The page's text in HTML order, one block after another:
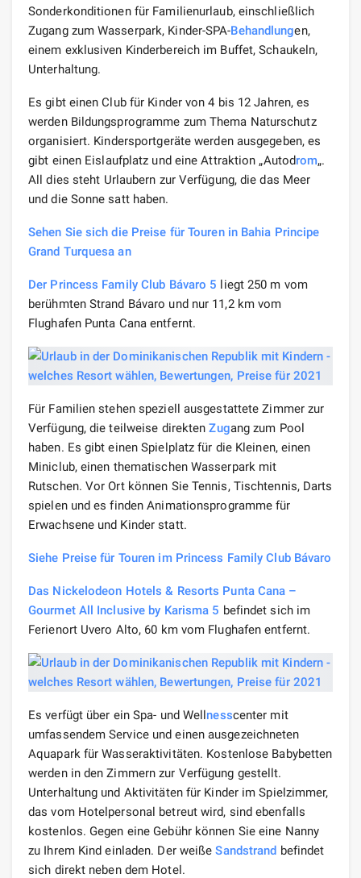
Sonderkonditionen für Familienurlaub, einschließlich
Zugang zum Wasserpark, Kinder-SPA-Behandlungen,
einem exklusiven Kinderbereich im Buffet, Schaukeln,
Unterhaltung.
Es gibt einen Club für Kinder von 4 bis 12 Jahren, es
werden Bildungsprogramme zum Thema Naturschutz
organisiert. Kindersportgeräte werden ausgegeben, es
gibt einen Eislaufplatz und eine Attraktion „Autodrom„.
All dies steht Urlaubern zur Verfügung, die das Meer
und die Sonne satt haben.
Sehen Sie sich die Preise für Touren in Bahia Principe
Grand Turquesa an
Der Princess Family Club Bávaro 5 liegt 250 m vom
berühmten Strand Bávaro und nur 11,2 km vom
Flughafen Punta Cana entfernt.
Für Familien stehen speziell ausgestattete Zimmer zur
Verfügung, die teilweise direktenZugang zum Pool
haben. Es gibt einen Spielplatz für die Kleinen, einen
Miniclub, einen thematischen Wasserpark mit
Rutschen. Vor Ort können Sie Tennis, Tischtennis, Darts
spielen und es finden Animationsprogramme für
Erwachsene und Kinder statt.
Siehe Preise für Touren im Princess Family Club Bávaro
Das Nickelodeon Hotels & Resorts Punta Cana –
Gourmet All Inclusive by Karisma 5 befindet sich im
Ferienort Uvero Alto, 60 km vom Flughafen entfernt.
Es verfügt über ein Spa- und Wellnesscenter mit
umfassendem Service und einen ausgezeichneten
Aquapark für Wasseraktivitäten. Kostenlose Babybetten
werden in den Zimmern zur Verfügung gestellt.
Unterhaltung und Aktivitäten für Kinder im Spielzimmer,
das vom Hotelpersonal betreut wird, sind ebenfalls
kostenlos. Gegen eine Gebühr können Sie eine Nanny
zu Ihrem Kind einladen. Der weißeSandstrand befindet
sich direkt neben dem Hotel.